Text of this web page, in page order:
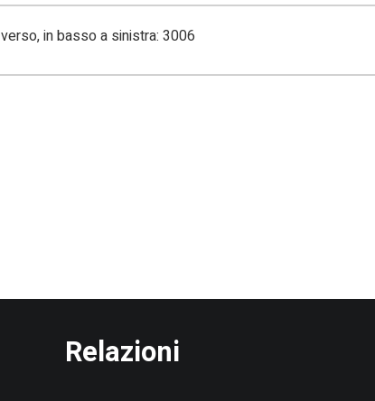
verso, in basso a sinistra: 3006
Relazioni